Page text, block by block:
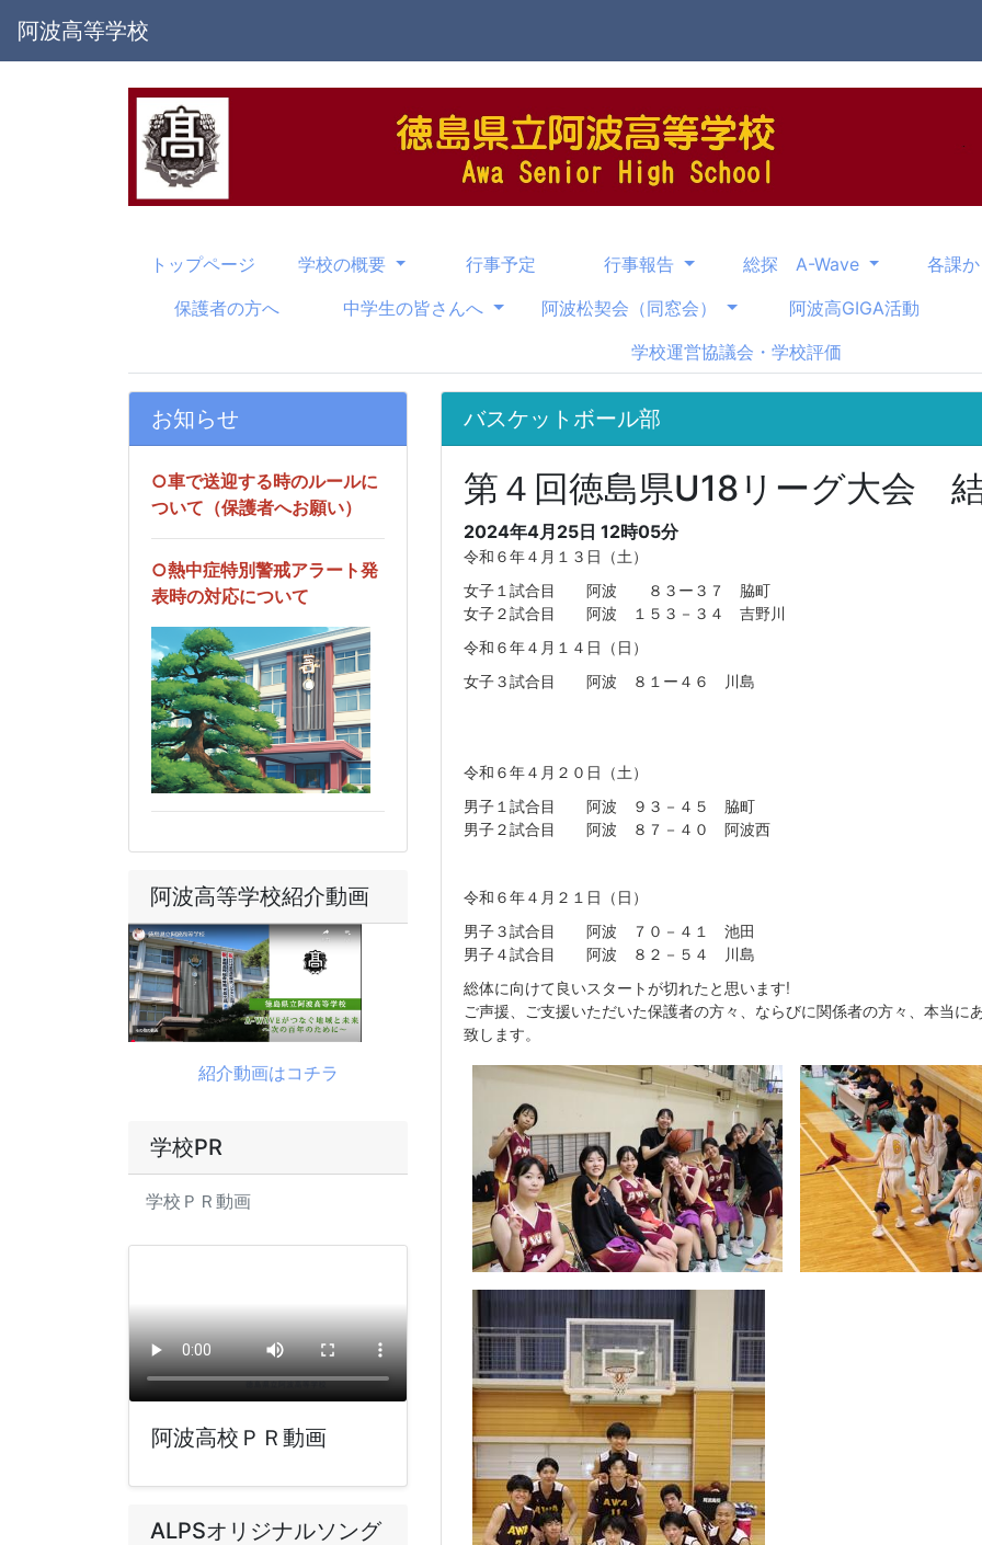
阿波高等学校
トップページ 学校の概要 行事予定 行事報告 総探 A-Wave
各課
保護者の方へ
中学生の皆さんへ 阿波松契会（同窓会）
阿波高GIGA活動
学校運営協議会・学校評価
お知らせ
○車で送迎する時のルールに
ついて（保護者へお願い）
○熱中症特別警戒アラート発
表時の対応について
阿波高等学校紹介動画
紹介動画はコチラ
学校PR
学校ＰＲ動画
阿波高校ＰＲ動画
ALPSオリジナルソング
バスケットボール部
第４回徳島県U18リーグ大会
2024年4月25日 12時05分
令和６年４月１３日（土）
女子１試合目 阿波 ８３ー３７ 脇町
女子２試合目 阿波 １５３－３４ 吉野川
令和６年４月１４日（日）
女子３試合目 阿波 ８１ー４６ 川島
令和６年４月２０日（土）
男子１試合目 阿波 ９３－４５ 脇町
男子２試合目 阿波 ８７－４０ 阿波西
令和６年４月２１日（日）
男子３試合目 阿波 ７０－４１ 池田
男子４試合目 阿波 ８２－５４ 川島
総体に向けて良いスタートが切れたと思います!
ご声援、ご支援いただいた保護者の方々、ならびに関係者の方々、本当
致します。